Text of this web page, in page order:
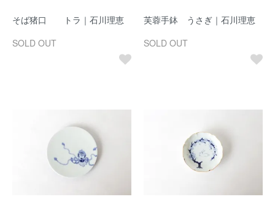
そば猪口 トラ｜石川理恵
SOLD OUT
芙蓉手鉢 うさぎ｜石川理恵
SOLD OUT